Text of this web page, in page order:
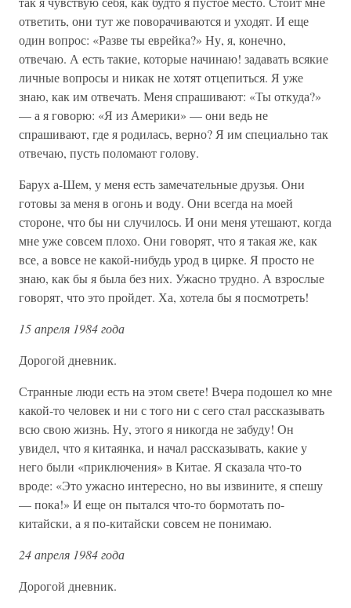
ответить, они тут же поворачиваются и уходят. И еще
один вопрос: «Разве ты еврейка?» Ну, я, конечно,
отвечаю. А есть такие, которые начинаю! задавать всякие
личные вопросы и никак не хотят отцепиться. Я уже
знаю, как им отвечать. Меня спрашивают: «Ты откуда?»
— а я говорю: «Я из Америки» — они ведь не
спрашивают, где я родилась, верно? Я им специально так
отвечаю, пусть поломают голову.
Барух а-Шем, у меня есть замечательные друзья. Они
готовы за меня в огонь и воду. Они всегда на моей
стороне, что бы ни случилось. И они меня утешают, когда
мне уже совсем плохо. Они говорят, что я такая же, как
все, а вовсе не какой-нибудь урод в цирке. Я просто не
знаю, как бы я была без них. Ужасно трудно. А взрослые
говорят, что это пройдет. Ха, хотела бы я посмотреть!
15 апреля 1984 года
Дорогой дневник.
Странные люди есть на этом свете! Вчера подошел ко мне
какой-то человек и ни с того ни с сего стал рассказывать
всю свою жизнь. Ну, этого я никогда не забуду! Он
увидел, что я китаянка, и начал рассказывать, какие у
него были «приключения» в Китае. Я сказала что-то
вроде: «Это ужасно интересно, но вы извините, я спешу
— пока!» И еще он пытался что-то бормотать по-
китайски, а я по-китайски совсем не понимаю.
24 апреля 1984 года
Дорогой дневник.